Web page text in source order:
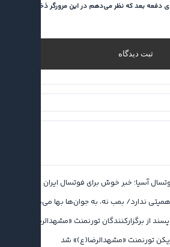
دفعه بعد که نظر می‌دهم در این مرورگر ذخیره
آسیا؛ خبر خوش برای فوتسال ایران
ندارد/ بمب نه، به جوان‌ها بها می‌دهم
از برگزارکنندگان تورنمنت «مشهدالرضا(ع)»
تورنمنت «مشهدالرضا(ع)» شد